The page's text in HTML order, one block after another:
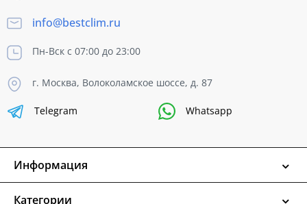
info@bestclim.ru
Пн-Вск с 07:00 до 23:00
г. Москва, Волоколамское шоссе, д. 87
Telegram Whatsapp
Информация
Категории